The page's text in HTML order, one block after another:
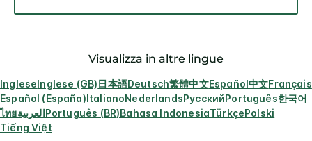
Visualizza in altre lingue
IngleseInglese (GB)日本語Deutsch繁體中文Español中文Français
Español (España)ItalianoNederlandsРусскийPortuguês한국어
ไทยالعربيةPortuguês (BR)Bahasa IndonesiaTürkçePolski
Tiếng Việt